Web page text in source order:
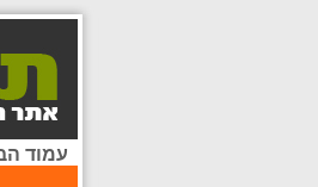
עמוד